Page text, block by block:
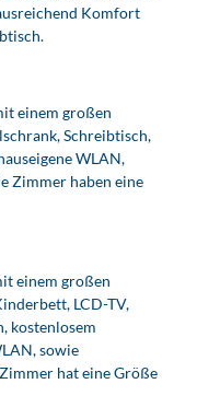
Komfort
einem großen
Schreibtisch,
WLAN,
Zimmer haben eine
einem großen
LCD-TV,
kostenlosem
sowie
hat eine Größe